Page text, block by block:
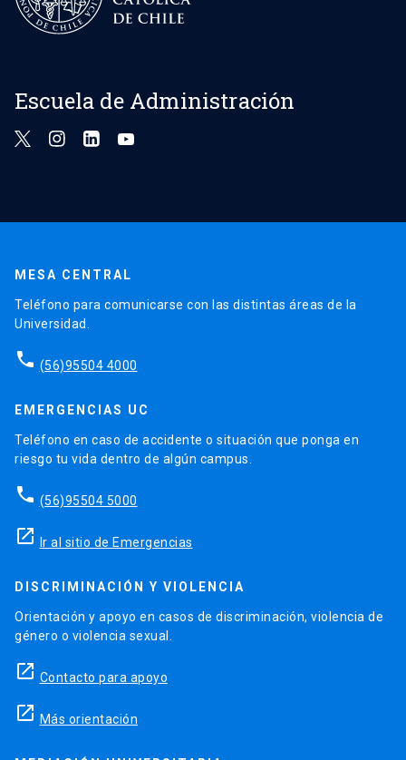
Escuela de Administración
MESA CENTRAL
Teléfono para comunicarse con las distintas áreas de la
Universidad.
phone (56)95504 4000
EMERGENCIAS UC
Teléfono en caso de accidente o situación que ponga en
riesgo tu vida dentro de algún campus.
phone (56)95504 5000
launch Ir al sitio de Emergencias
DISCRIMINACIÓN Y VIOLENCIA
Orientación y apoyo en casos de discriminación, violencia de
género o violencia sexual.
launch Contacto para apoyo
launch Más orientación